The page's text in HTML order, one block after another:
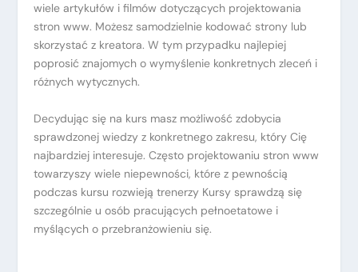
wiele artykułów i filmów dotyczących projektowania
stron www. Możesz samodzielnie kodować strony lub
skorzystać z kreatora. W tym przypadku najlepiej
poprosić znajomych o wymyślenie konkretnych zleceń i
różnych wytycznych.
Decydując się na kurs masz możliwość zdobycia
sprawdzonej wiedzy z konkretnego zakresu, który Cię
najbardziej interesuje. Często projektowaniu stron www
towarzyszy wiele niepewności, które z pewnością
podczas kursu rozwieją trenerzy Kursy sprawdzą się
szczególnie u osób pracujących pełnoetatowe i
myślących o przebranżowieniu się.